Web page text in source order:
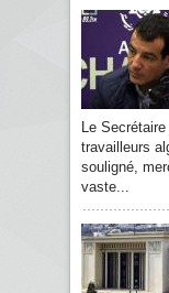
Le
travailleurs
souligné,
vaste...